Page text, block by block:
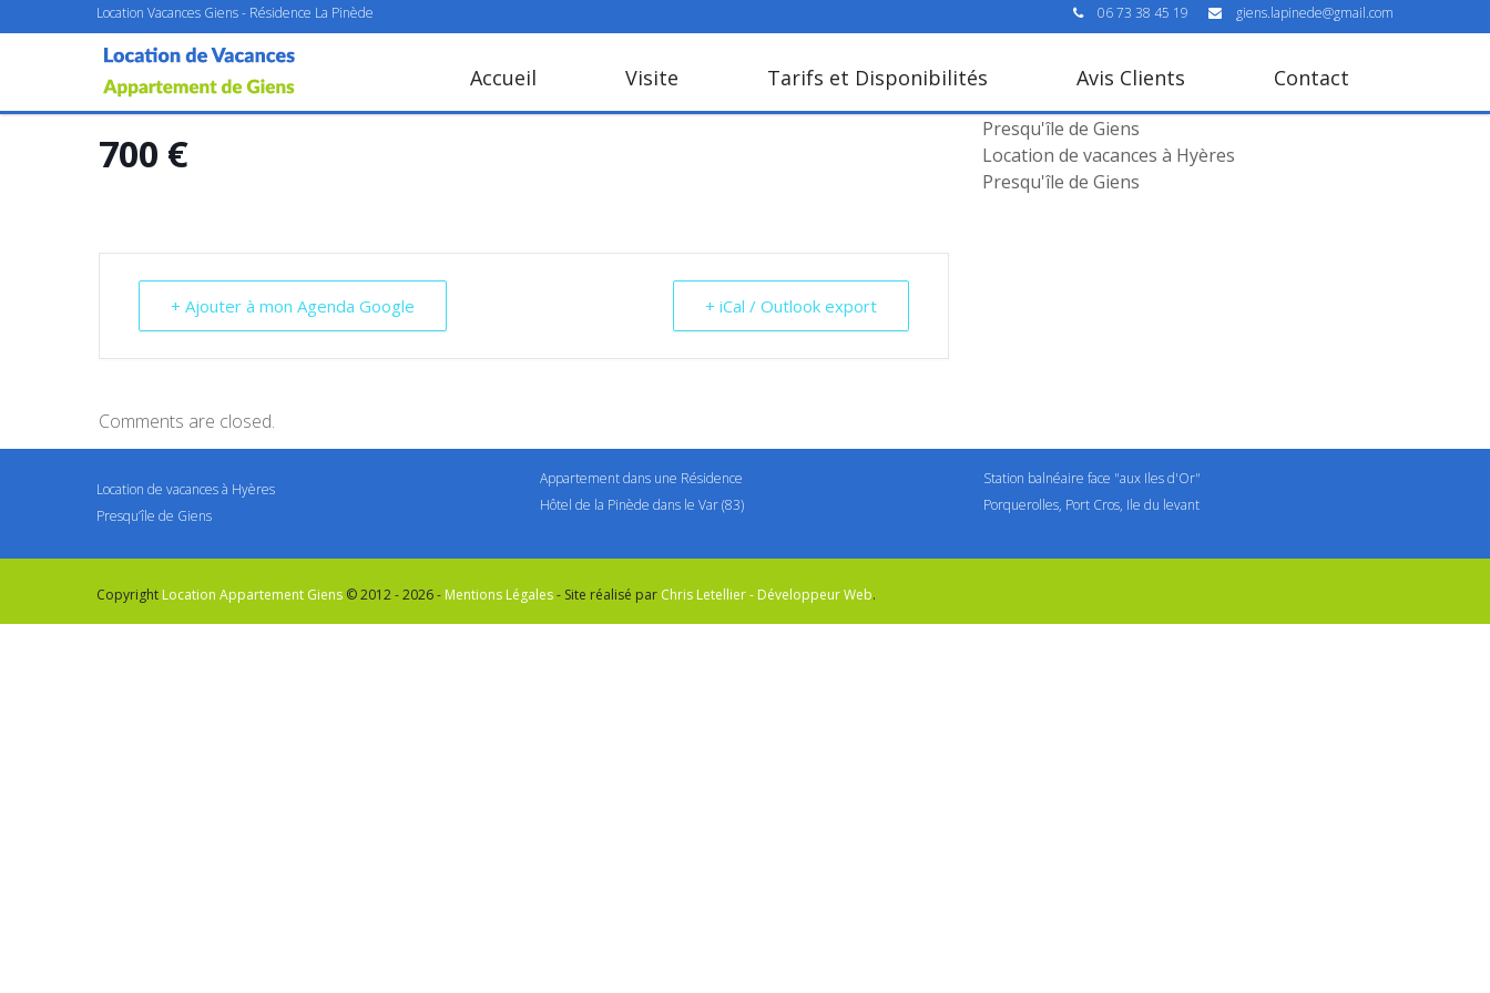
Location Vacances Giens - Résidence La Pinède 06 73 38 45 19 giens.lapinede@gmail.com
Accueil Visite Tarifs et Disponibilités Avis Clients Contact
700 €
+ Ajouter à mon Agenda Google + iCal / Outlook export
Presqu'île de Giens
Location de vacances à Hyères
Presqu'île de Giens
Comments are closed.
Location de vacances à Hyères
Presqu’île de Giens
Appartement dans une Résidence
Hôtel de la Pinède dans le Var (83)
Station balnéaire face "aux Iles d'Or"
Porquerolles, Port Cros, Ile du levant
Copyright Location Appartement Giens © 2012 - 2026 - Mentions Légales- Site réalisé par Chris Letellier - Développeur Web.